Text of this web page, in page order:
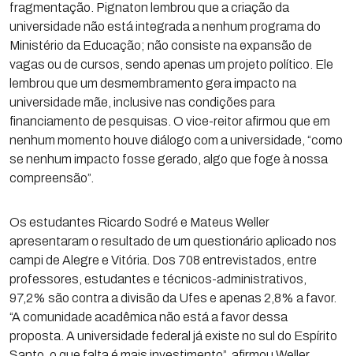
fragmentação. Pignaton lembrou que a criação da
universidade não está integrada a nenhum programa do
Ministério da Educação; não consiste na expansão de
vagas ou de cursos, sendo apenas um projeto político. Ele
lembrou que um desmembramento gera impacto na
universidade mãe, inclusive nas condições para
financiamento de pesquisas. O vice-reitor afirmou que em
nenhum momento houve diálogo com a universidade, “como
se nenhum impacto fosse gerado, algo que foge à nossa
compreensão”.
Os estudantes Ricardo Sodré e Mateus Weller
apresentaram o resultado de um questionário aplicado nos
campi de Alegre e Vitória. Dos 708 entrevistados, entre
professores, estudantes e técnicos-administrativos,
97,2% são contra a divisão da Ufes e apenas 2,8% a favor.
“A comunidade acadêmica não está a favor dessa
proposta. A universidade federal já existe no sul do Espírito